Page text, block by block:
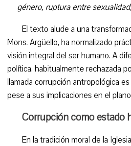
género, ruptura entre
El texto alude a una
Mons. Argüello, ha normalizado
visión integral del ser humano. A
política, habitualmente rechazada
llamada corrupción antropológica
pese a sus implicaciones en el
Corrupción como estado
En la tradición moral de la